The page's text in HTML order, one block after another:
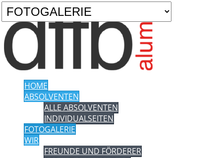
HOME
ABSOLVENTEN
ALLE ABSOLVENTEN
INDIVIDUALSEITEN
FOTOGALERIE
WIR
FREUNDE UND FÖRDERER